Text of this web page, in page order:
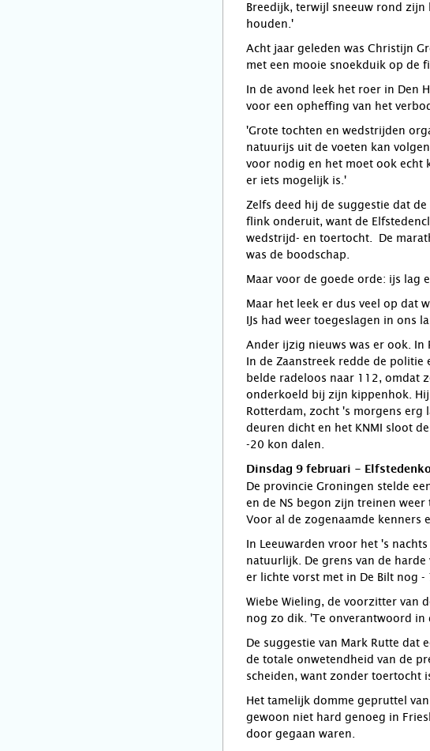
Breedijk, terwijl sneeuw rond
houden.'
Acht jaar geleden was Christijn
met een mooie snoekduik op de
In de avond leek het roer in Den
voor een opheffing van het
'Grote tochten en wedstrijden
natuurijs uit de voeten kan
voor nodig en het moet ook echt
er iets mogelijk is.'
Zelfs deed hij de suggestie dat
flink onderuit, want de
wedstrijd- en toertocht. De
was de boodschap.
Maar voor de goede orde: ijs lag
Maar het leek er dus veel op dat
IJs had weer toegeslagen in ons
Ander ijzig nieuws was er ook. In
In de Zaanstreek redde de
belde radeloos naar 112, omdat
onderkoeld bij zijn kippenhok.
Rotterdam, zocht 's morgens erg
deuren dicht en het KNMI sloot
-20 kon dalen.
Dinsdag 9 februari -
De provincie Groningen stelde
en de NS begon zijn treinen
Voor al de zogenaamde kenners
In Leeuwarden vroor het 's
natuurlijk. De grens van de
er lichte vorst met in De Bilt nog -
Wiebe Wieling, de voorzitter van
nog zo dik. 'Te onverantwoord
De suggestie van Mark Rutte
de totale onwetendheid van de
scheiden, want zonder toertocht
Het tamelijk domme gepruttel
gewoon niet hard genoeg in
door gegaan waren.